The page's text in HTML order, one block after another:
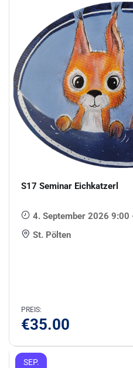
S17 Seminar Eichkatzerl
4. September 2026 9:00
St. Pölten
PREIS:
€35.00
SEP.